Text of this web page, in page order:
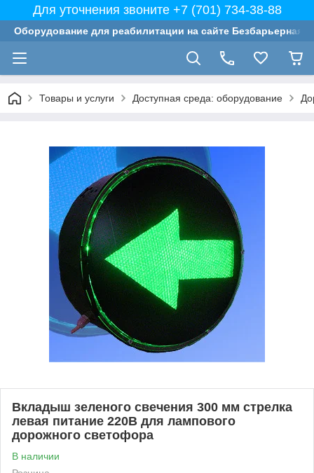
Для уточнения звоните +7 (701) 734-38-88
Оборудование для реабилитации на сайте Безбарьерная
Товары и услуги Доступная среда: оборудование
Вкладыш зеленого свечения 300 мм стрелка
левая питание 220В для лампового
дорожного светофора
В наличии